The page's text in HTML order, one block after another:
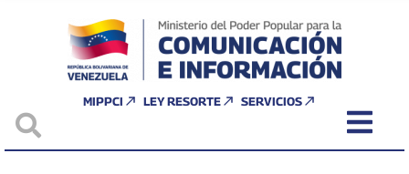
MIPPCI LEY RESORTE SERVICIOS